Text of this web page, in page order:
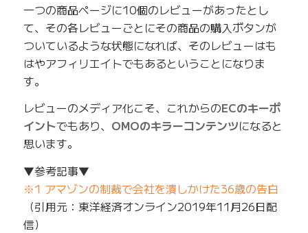
一つの商品ページに10個のレビューがあったとし
て、その各レビューごとにその商品の購入ボタンが
ついているような状態になれば、そのレビューはも
はやアフィリエイトでもあるということになりま
す。
レビューのメディア化こそ、これからのECのキーポ
イントでもあり、 OMOのキラーコンテンツになると
思います。
▼参考記事▼
※1 アマゾンの制裁で会社を潰しかけた36歳の告白
（引用元：東洋経済オンライン2019年11月26日配
信）